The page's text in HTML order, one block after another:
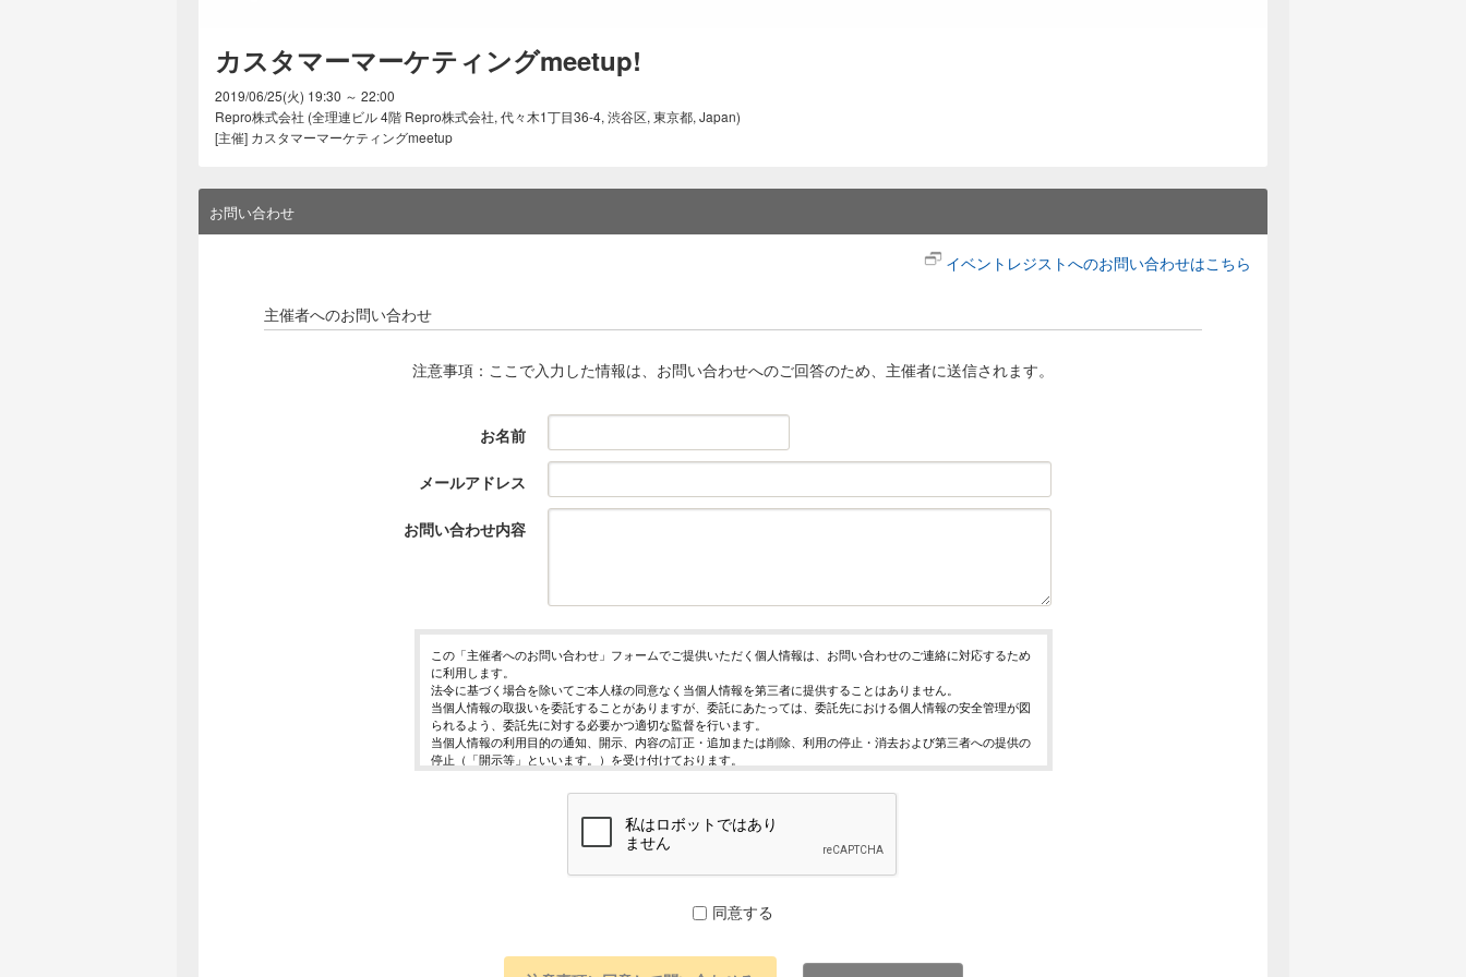
カスタマーマーケティングmeetup!
2019/06/25(火) 19:30 ～ 22:00
Repro株式会社 (全理連ビル 4階 Repro株式会社, 代々木1丁目36-4, 渋谷区, 東京都, Japan)
[主催] カスタマーマーケティングmeetup
お問い合わせ
イベントレジストへのお問い合わせはこちら
主催者へのお問い合わせ
注意事項：ここで入力した情報は、お問い合わせへのご回答のため、主催者に送信されます。
お名前
メールアドレス
お問い合わせ内容
この「主催者へのお問い合わせ」フォームでご提供いただく個人情報は、お問い合わせのご連絡に対応するため
に利用します。
法令に基づく場合を除いてご本人様の同意なく当個人情報を第三者に提供することはありません。
当個人情報の取扱いを委託することがありますが、委託にあたっては、委託先における個人情報の安全管理が図
られるよう、委託先に対する必要かつ適切な監督を行います。
当個人情報の利用目的の通知、開示、内容の訂正・追加または削除、利用の停止・消去および第三者への提供の
停止（「開示等」といいます。）を受け付けております。
ご入力頂く情報の提供は任意となっております。ただし、正確な情報をご提供いただけない場合には、お問合せ
当ホームページではご利用状況の統計調査のためクッキー等を用いておりますが、これによる個人情報の取得、
東京都渋谷区千駄ヶ谷1－21－6 E-Mail：contact@eventregist.com
同意する